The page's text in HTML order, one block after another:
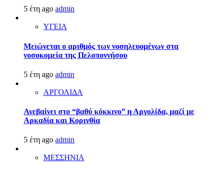
5 έτη ago admin
ΥΓΕΙΑ
Μειώνεται ο αριθμός των νοσηλευομένων στα
νοσοκομεία της Πελοποννήσου
5 έτη ago admin
ΑΡΓΟΛΙΔΑ
Ανεβαίνει στο “βαθύ κόκκινο” η Αργολίδα, μαζί με
Αρκαδία και Κορινθία
5 έτη ago admin
ΜΕΣΣΗΝΙΑ